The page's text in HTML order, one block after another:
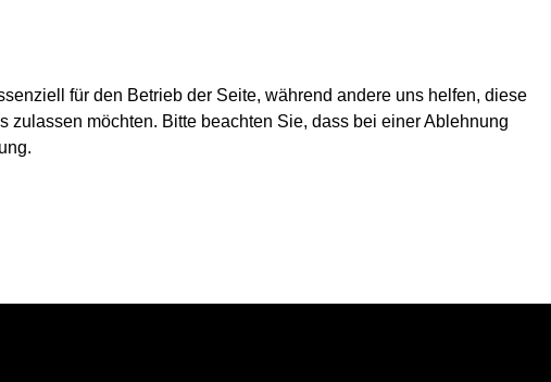
für den Betrieb der Seite, während andere uns helfen, diese
möchten. Bitte beachten Sie, dass bei einer Ablehnung